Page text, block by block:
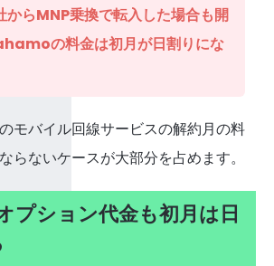
らMNP乗換で転入した場合も開
の料金は初月が日割りにな
モバイル回線サービスの解約月の料
らないケースが大部分を占めます。
プション代金も初月は日